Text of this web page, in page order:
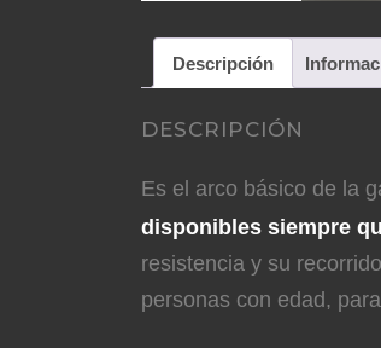
Descripción
DESCRIPCIÓN
Es el arco básico de la
disponibles siempre
resistencia y su
personas con edad,